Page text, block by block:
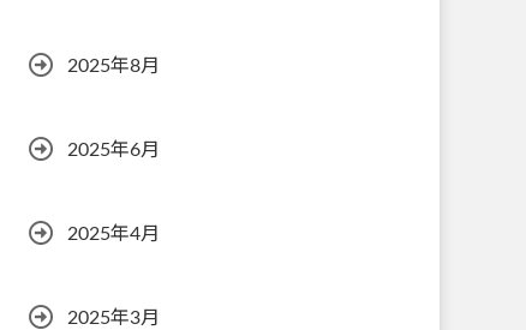
2025年8月
2025年6月
2025年4月
2025年3月